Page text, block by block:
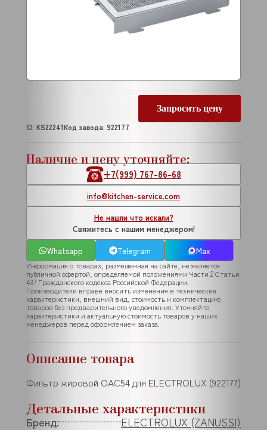
Запросить цену
ID: KS22241Код завода: 922177
Наличие и цену уточняйте:
+7(999) 767-86-68
info@kitchen-service.com
Не нашли что искали?
Свяжитесь с нашим менеджером!
Whatsapp
Telegram Max
Информация о товарах, размещенная на сайте, не является
публичной офертой, определяемой положениями Части 2 Статьи
437 Гражданского кодекса Российской Федерации.
Производители вправе вносить изменения в технические
характеристики, внешний вид, стоимость и комплектацию
товаров без предварительного уведомления. Уточняйте
характеристики и актуальную стоимость товаров у наших
менеджеров перед оформлением заказа.
Описание товара
Фильтр жировой OAC54 для ELECTROLUX (922177)
Детальные характеристики
Бренд:
ELECTROLUX (ZANUSSI)